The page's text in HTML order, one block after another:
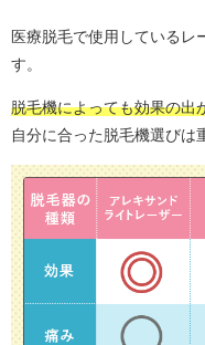
医療脱毛で使用しているレ
す。
脱毛機によっても効果の出
自分に合った脱毛機選びは